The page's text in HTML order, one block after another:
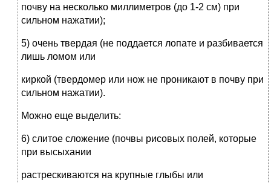
почву на несколько миллиметров (до 1-2 см) при
сильном нажатии);
5) очень твердая (не поддается лопате и разбивается
лишь ломом или
киркой (твердомер или нож не проникают в почву при
сильном нажатии).
Можно еще выделить:
6) слитое сложение (почвы рисовых полей, которые
при высыхании
растрескиваются на крупные глыбы или